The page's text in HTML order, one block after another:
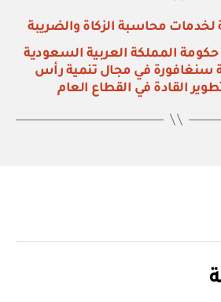
لخدمات محاسبة الزكاة والضريبة
المملكة العربية السعودية
سنغافورة في مجال تنمية رأس
القادة في القطاع العام